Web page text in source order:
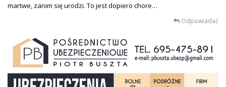
martwe, zanim się urodzi. To jest dopiero chore…
Odpowiadać